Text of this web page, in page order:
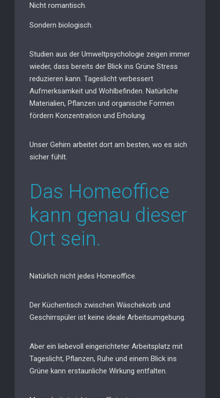
Nicht romantisch.
Sondern biologisch.
Studien aus der Umweltpsychologie zeigen immer
wieder, dass bereits der Blick ins Grüne Stress
reduzieren kann. Tageslicht verbessert
Aufmerksamkeit und Wohlbefinden. Natürliche
Materialien, Pflanzen und organische Formen
fördern Konzentration und Erholung.
Unser Gehirn arbeitet dort am besten, wo es sich
sicher fühlt.
Das Homeoffice
kann genau dieser
Ort sein.
Natürlich nicht jedes Homeoffice.
Der Küchentisch zwischen Wäschekorb und
Geschirrspüler ist keine ideale Arbeitsumgebung.
Aber ein liebevoll eingerichteter Arbeitsplatz mit
Tageslicht, Pflanzen, Ruhe und einem Blick ins
Grüne kann erstaunliche Wirkung entfalten.